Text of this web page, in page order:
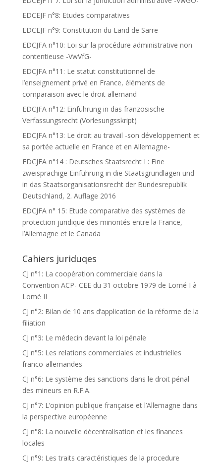
EDCEJF n°8: Etudes comparatives
EDCEJF n°9: Constitution du Land de Sarre
EDCJFA n°10: Loi sur la procédure administrative non
contentieuse -VwVfG-
EDCJFA n°11: Le statut constitutionnel de
l’enseignement privé en France, éléments de
comparaison avec le droit allemand
EDCJFA n°12: Einführung in das französische
Verfassungsrecht (Vorlesungsskript)
EDCJFA n°13: Le droit au travail -son développement et
sa portée actuelle en France et en Allemagne-
EDCJFA n°14 : Deutsches Staatsrecht I : Eine
zweisprachige Einführung in die Staatsgrundlagen und
in das Staatsorganisationsrecht der Bundesrepublik
Deutschland, 2. Auflage 2016
EDCJFA n° 15: Etude comparative des systèmes de
protection juridique des minorités entre la France,
l’Allemagne et le Canada
Cahiers juriduqes
CJ n°1: La coopération commerciale dans la
Convention ACP- CEE du 31 octobre 1979 de Lomé I à
Lomé II
CJ n°2: Bilan de 10 ans d’application de la réforme de la
filiation
CJ n°3: Le médecin devant la loi pénale
CJ n°5: Les relations commerciales et industrielles
franco-allemandes
CJ n°6: Le système des sanctions dans le droit pénal
des mineurs en R.F.A.
CJ n°7: L’opinion publique française et l’Allemagne dans
la perspective européenne
CJ n°8: La nouvelle décentralisation et les finances
locales
CJ n°9: Les traits caractéristiques de la procedure